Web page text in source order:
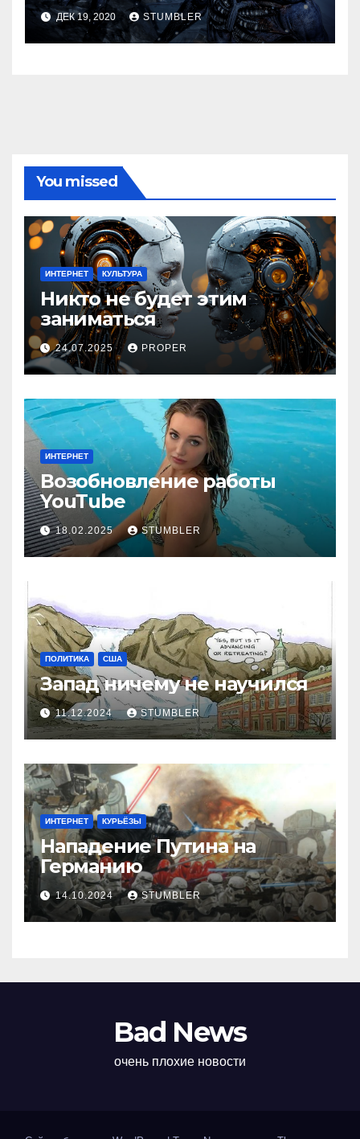
ДЕК 19, 2020 STUMBLER
You missed
ИНТЕРНЕТ КУЛЬТУРА
Никто не будет этим
заниматься
24.07.2025 PROPER
ИНТЕРНЕТ
Возобновление работы
YouТube
18.02.2025 STUMBLER
ПОЛИТИКА США
Запад ничему не научился
11.12.2024 STUMBLER
ИНТЕРНЕТ КУРЬЁЗЫ
Нападение Путина на
Германию
14.10.2024 STUMBLER
Bad News
очень плохие новости